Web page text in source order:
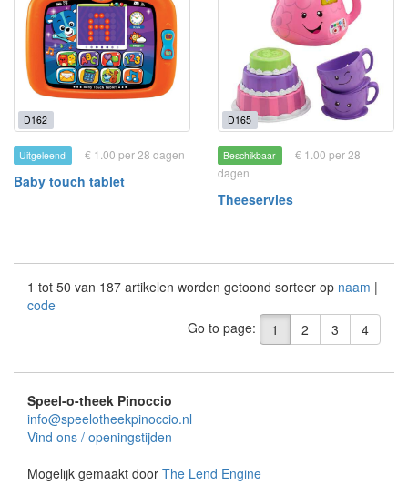
D162
Uitgeleend € 1.00 per 28 dagen
Baby touch tablet
D165
Beschikbaar
€ 1.00 per 28
dagen
Theeservies
1 tot 50 van 187 artikelen worden getoond sorteer op naam |
code
Go to page:
1 2 3 4
Speel-o-theek Pinoccio
info@speelotheekpinoccio.nl
Vind ons / openingstijden
Mogelijk gemaakt door The Lend Engine